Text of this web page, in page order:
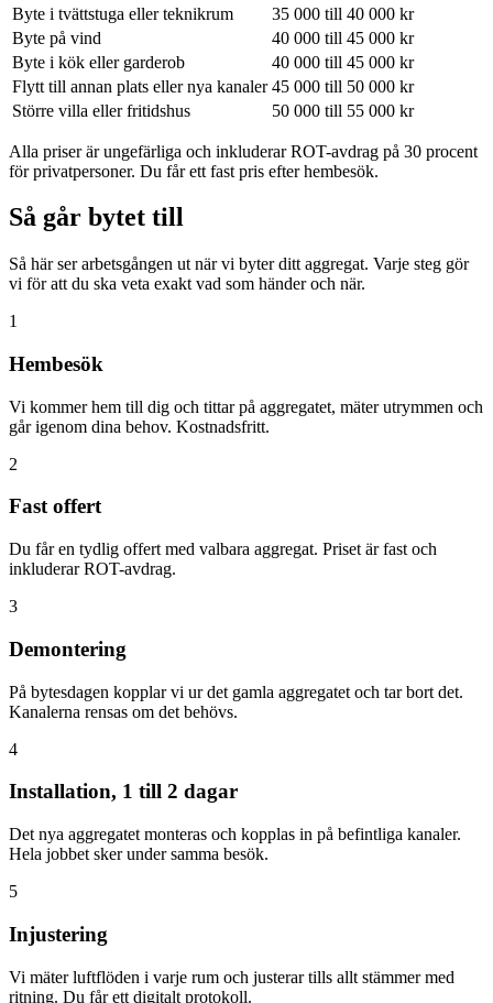
Byte i tvättstuga eller teknikrum
35 000 till 40 000 kr
Byte på vind
40 000 till 45 000 kr
Byte i kök eller garderob
40 000 till 45 000 kr
Flytt till annan plats eller nya kanaler 45 000 till 50 000 kr
Större villa eller fritidshus
50 000 till 55 000 kr
Alla priser är ungefärliga och inkluderar ROT-avdrag på 30 procent
för privatpersoner. Du får ett fast pris efter hembesök.
Så går bytet till
Så här ser arbetsgången ut när vi byter ditt aggregat. Varje steg gör
vi för att du ska veta exakt vad som händer och när.
1
Hembesök
Vi kommer hem till dig och tittar på aggregatet, mäter utrymmen och
går igenom dina behov. Kostnadsfritt.
2
Fast offert
Du får en tydlig offert med valbara aggregat. Priset är fast och
inkluderar ROT-avdrag.
3
Demontering
På bytesdagen kopplar vi ur det gamla aggregatet och tar bort det.
Kanalerna rensas om det behövs.
4
Installation, 1 till 2 dagar
Det nya aggregatet monteras och kopplas in på befintliga kanaler.
Hela jobbet sker under samma besök.
5
Injustering
Vi mäter luftflöden i varje rum och justerar tills allt stämmer med
ritning. Du får ett digitalt protokoll.